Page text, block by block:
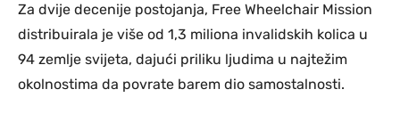
Za dvije decenije postojanja, Free Wheelchair Mission
distribuirala je više od 1,3 miliona invalidskih kolica u
94 zemlje svijeta, dajući priliku ljudima u najtežim
okolnostima da povrate barem dio samostalnosti.